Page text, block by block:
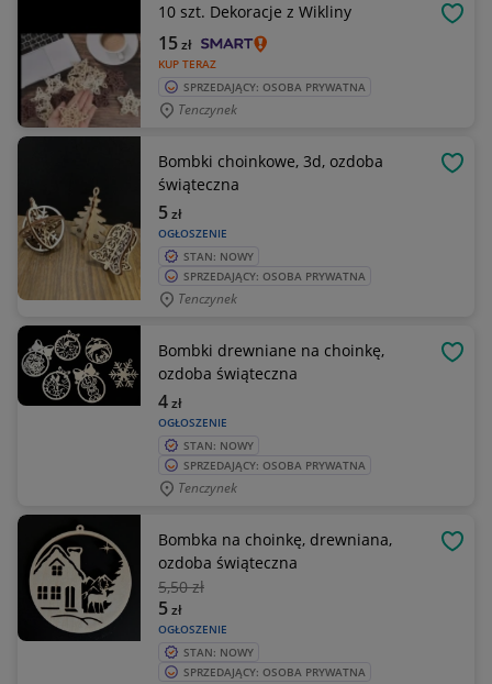
10 szt. Dekoracje z Wikliny
KUP TERAZ
15zł
SPRZEDAJĄCY: OSOBA PRYWATNA
Tenczynek
Bombki choinkowe, 3d, ozdoba
świąteczna
OGŁOSZENIE
5zł
STAN: NOWY
SPRZEDAJĄCY: OSOBA PRYWATNA
Tenczynek
Bombki drewniane na choinkę,
ozdoba świąteczna
OGŁOSZENIE
4zł
STAN: NOWY
SPRZEDAJĄCY: OSOBA PRYWATNA
Tenczynek
Bombka na choinkę, drewniana,
ozdoba świąteczna
5,50 zł
OGŁOSZENIE
5zł
STAN: NOWY
SPRZEDAJĄCY: OSOBA PRYWATNA